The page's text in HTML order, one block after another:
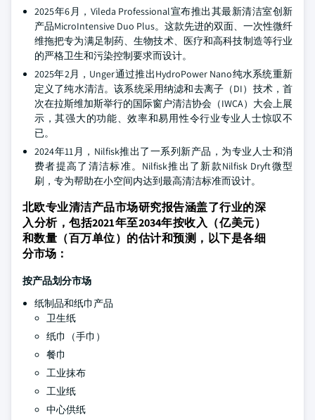
2025年6月，Vileda Professional宣布推出其最新清洁室创新
产品MicroIntensive Duo Plus。这款先进的双面、一次性微纤
维拖把专为满足制药、生物技术、医疗和高科技制造等行业
的严格卫生和污染控制要求而设计。
2025年2月，Unger通过推出HydroPower Nano纯水系统重新
定义了纯水清洁。该系统采用纳滤和去离子（DI）技术，首
次在拉斯维加斯举行的国际窗户清洁协会（IWCA）大会上展
示，其强大的功能、效率和易用性令行业专业人士惊叹不
已。
2024年11月，Nilfisk推出了一系列新产品，为专业人士和消
费者提高了清洁标准。Nilfisk推出了新款Nilfisk Dryft微型
刷，专为帮助在小空间内达到最高清洁标准而设计。
北欧专业清洁产品市场研究报告涵盖了行业的深
入分析，包括2021年至2034年按收入（亿美元）
和数量（百万单位）的估计和预测，以下是各细
分市场：
按产品划分市场
纸制品和纸巾产品
卫生纸
纸巾（手巾）
餐巾
工业抹布
工业纸
中心供纸